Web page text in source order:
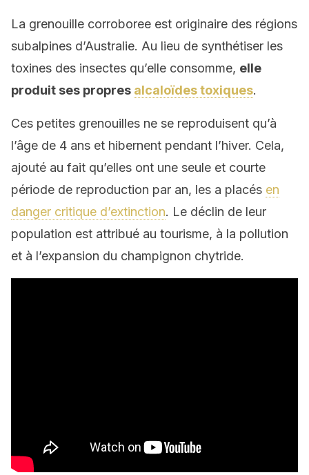
La grenouille corroboree est originaire des régions
subalpines d’Australie. Au lieu de synthétiser les
toxines des insectes qu’elle consomme, elle
produit ses propres alcaloïdes toxiques.
Ces petites grenouilles ne se reproduisent qu’à
l’âge de 4 ans et hibernent pendant l’hiver. Cela,
ajouté au fait qu’elles ont une seule et courte
période de reproduction par an, les a placés en
danger critique d’extinction. Le déclin de leur
population est attribué au tourisme, à la pollution
et à l’expansion du champignon chytride.